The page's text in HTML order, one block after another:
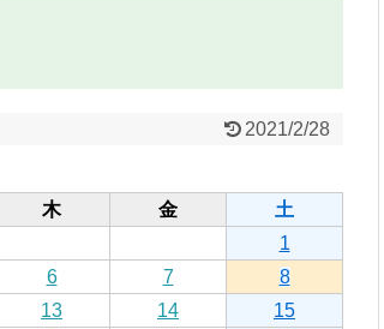
2021/2/28
木 金
土
1
6 7
8
13 14
15